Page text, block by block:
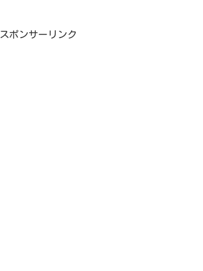
スポンサーリンク